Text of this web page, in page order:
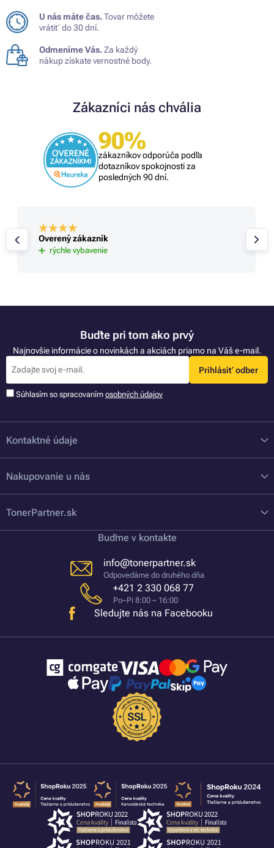
U nás máte čas.Tovar môžete
vrátiť do 30 dní.
Odmeníme Vás.Za každý
nákup získate vernostné body.
Zákazníci nás chvália
90%
zákazníkov odporúča podľa
dotazníkov spokojnosti za
posledných 90 dní.
Overený zákazník
rýchle vybavenie
Buďte pri tom ako prvý
Najnovšie informácie o novinkách a akciách priamo na Váš e-mail.
Prihlásiť odber
Súhlasím so spracovaním osobných údajov
Kontaktné údaje
Nakupovanie u nás
TonerPartner.sk
Buďme v kontakte
info@tonerpartner.sk
Odpovedáme do druhého dňa
+421 2 330 068 77
Po–Pi 8:00 – 16:00
Sledujte nás na Facebooku